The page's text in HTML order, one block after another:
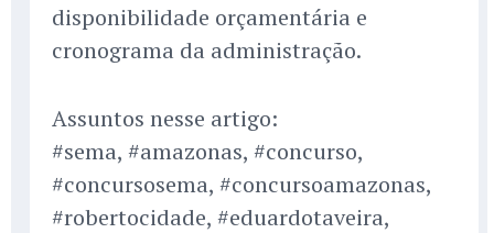
disponibilidade orçamentária e
cronograma da administração.
Assuntos nesse artigo:
#sema, #amazonas, #concurso,
#concursosema, #concursoamazonas,
#robertocidade, #eduardotaveira,